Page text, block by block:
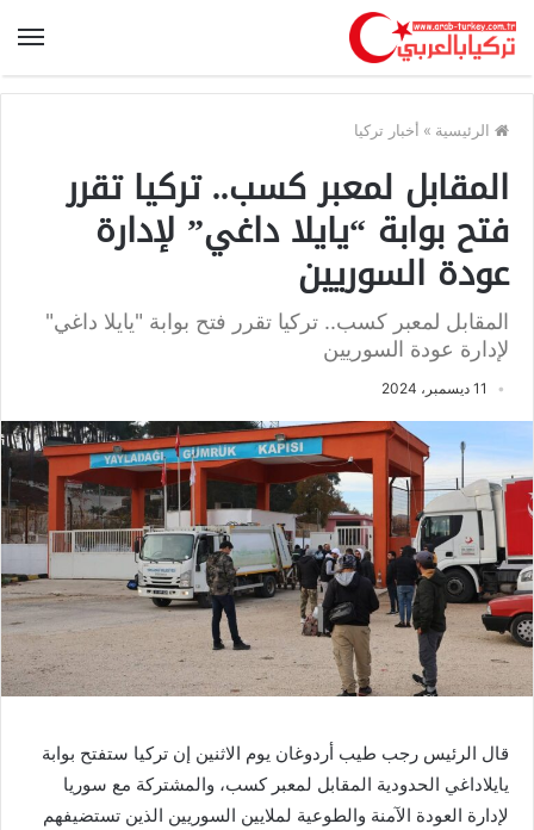
الرئيسية » أخبار تركيا
المقابل لمعبر كسب.. تركيا تقرر
فتح بوابة “يايلا داغي” لإدارة
عودة السوريين
المقابل لمعبر كسب.. تركيا تقرر فتح بوابة "يايلا داغي"
لإدارة عودة السوريين
11 ديسمبر، 2024
قال الرئيس رجب طيب أردوغان يوم الاثنين إن تركيا ستفتح بوابة
يايلاداغي الحدودية المقابل لمعبر كسب، والمشتركة مع سوريا
لإدارة العودة الآمنة والطوعية لملايين السوريين الذين تستضيفهم